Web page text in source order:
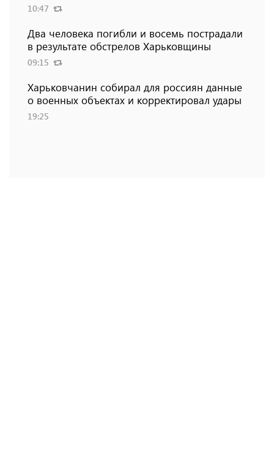
10:47
Два человека погибли и восемь пострадали
в результате обстрелов Харьковщины
09:15
Харьковчанин собирал для россиян данные
о военных объектах и ​​корректировал удары
19:25